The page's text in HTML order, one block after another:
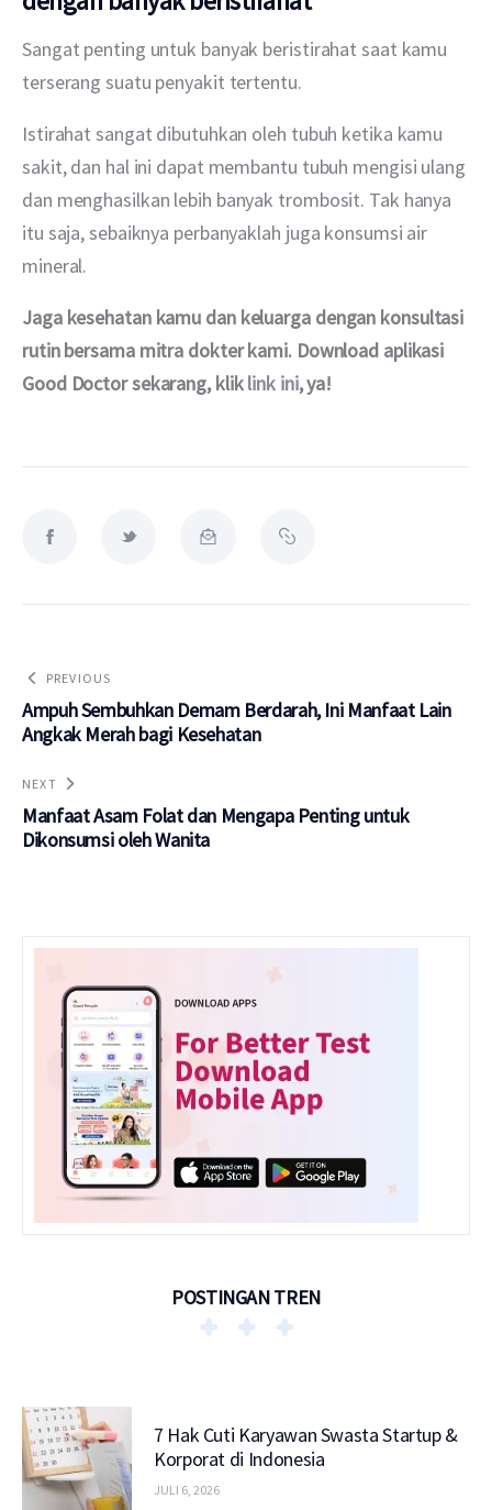
Sangat penting untuk banyak beristirahat saat kamu
terserang suatu penyakit tertentu.
Istirahat sangat dibutuhkan oleh tubuh ketika kamu
sakit, dan hal ini dapat membantu tubuh mengisi ulang
dan menghasilkan lebih banyak trombosit. Tak hanya
itu saja, sebaiknya perbanyaklah juga konsumsi air
mineral.
Jaga kesehatan kamu dan keluarga dengan konsultasi
rutin bersama mitra dokter kami. Download aplikasi
Good Doctor sekarang, klik link ini, ya!
PREVIOUS
Ampuh Sembuhkan Demam Berdarah, Ini Manfaat Lain
Angkak Merah bagi Kesehatan
NEXT
Manfaat Asam Folat dan Mengapa Penting untuk
Dikonsumsi oleh Wanita
POSTINGAN TREN
7 Hak Cuti Karyawan Swasta Startup &
Korporat di Indonesia
JULI 6, 2026